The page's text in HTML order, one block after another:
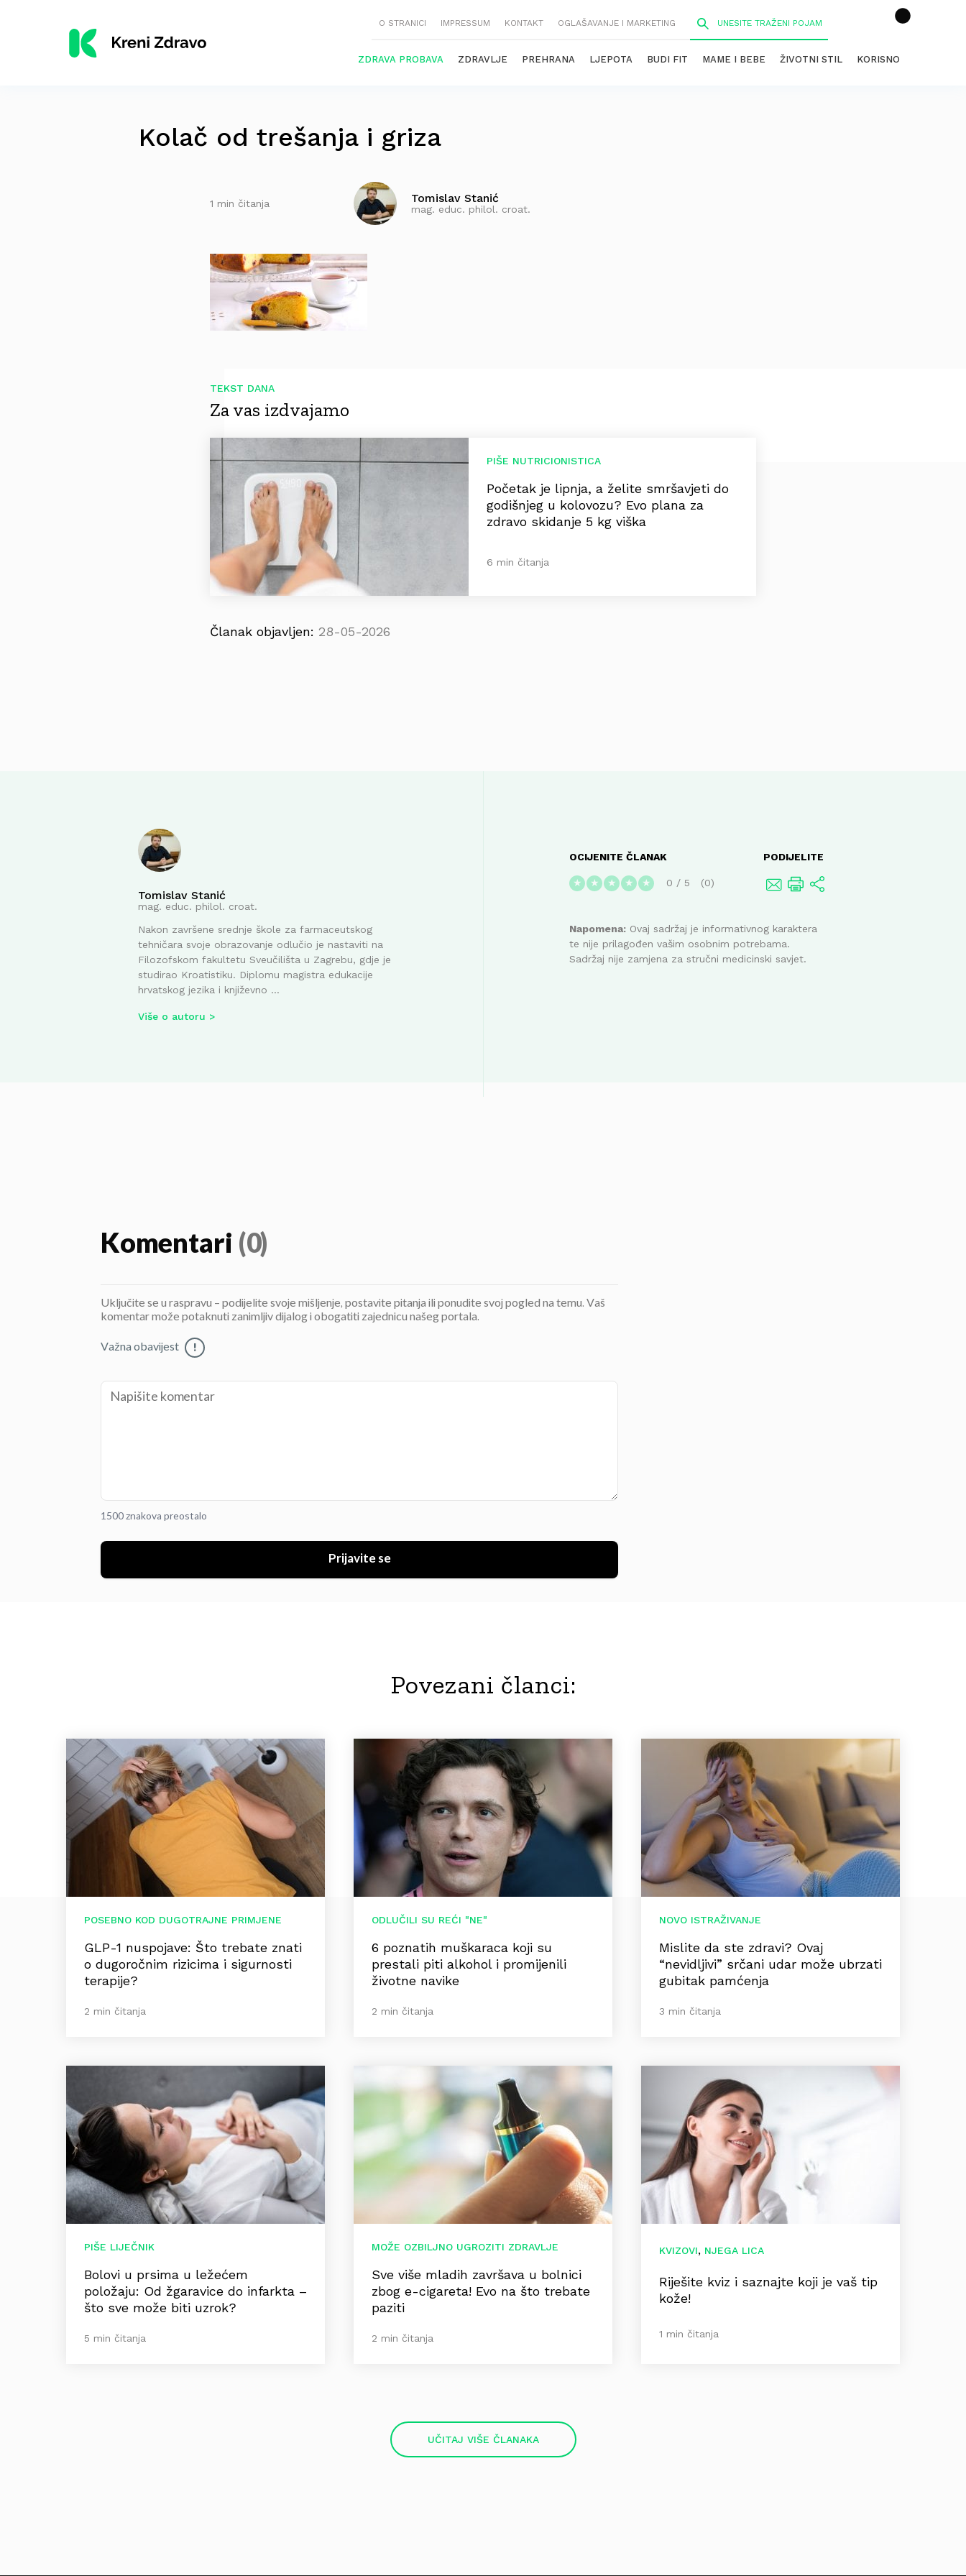
O STRANICI IMPRESSUM KONTAKT OGLAŠAVANJE I MARKETING
ZDRAVA PROBAVA ZDRAVLJE PREHRANA LJEPOTA BUDI FIT MAME I BEBE ŽIVOTNI STIL KORISNO
Kolač od trešanja i griza
1 min čitanja Tomislav Stanić
mag. educ. philol. croat.
TEKST DANA
Za vas izdvajamo
PIŠE NUTRICIONISTICA
Početak je lipnja, a želite smršavjeti do
godišnjeg u kolovozu? Evo plana za
zdravo skidanje 5 kg viška
6 min čitanja
Članak objavljen: 28-05-2026
Tomislav Stanić
mag. educ. philol. croat.
Nakon završene srednje škole za farmaceutskog
tehničara svoje obrazovanje odlučio je nastaviti na
Filozofskom fakultetu Sveučilišta u Zagrebu, gdje je
studirao Kroatistiku. Diplomu magistra edukacije
hrvatskog jezika i književno ...
Više o autoru
OCIJENITE ČLANAK
★ ★ ★ ★ ★ 0 / 5 0
PODIJELITE
Napomena: Ovaj sadržaj je informativnog karaktera
te nije prilagođen vašim osobnim potrebama.
Sadržaj nije zamjena za stručni medicinski savjet.
Komentari (0)
Uključite se u raspravu – podijelite svoje mišljenje, postavite pitanja ili ponudite svoj pogled na temu. Vaš
komentar može potaknuti zanimljiv dijalog i obogatiti zajednicu našeg portala.
Važna obavijest !
1500 znakova preostalo
Prijavite se
Povezani članci:
POSEBNO KOD DUGOTRAJNE PRIMJENE
GLP-1 nuspojave: Što trebate znati
o dugoročnim rizicima i sigurnosti
terapije?
2 min čitanja
ODLUČILI SU REĆI "NE"
6 poznatih muškaraca koji su
prestali piti alkohol i promijenili
životne navike
2 min čitanja
NOVO ISTRAŽIVANJE
Mislite da ste zdravi? Ovaj
“nevidljivi” srčani udar može ubrzati
gubitak pamćenja
3 min čitanja
PIŠE LIJEČNIK
Bolovi u prsima u ležećem
položaju: Od žgaravice do infarkta –
što sve može biti uzrok?
5 min čitanja
MOŽE OZBILJNO UGROZITI ZDRAVLJE
Sve više mladih završava u bolnici
zbog e-cigareta! Evo na što trebate
paziti
2 min čitanja
KVIZOVI, NJEGA LICA
Riješite kviz i saznajte koji je vaš tip
kože!
1 min čitanja
UČITAJ VIŠE ČLANAKA